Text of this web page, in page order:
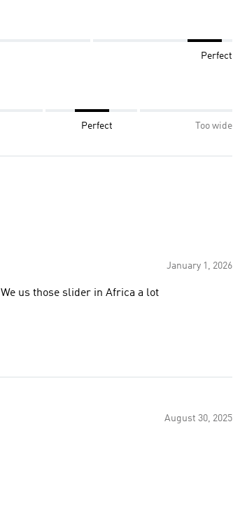
Perfect
Perfect Too wide
January 1, 2026
I will always buying if is cheaper and i will recommended to more people We us those slider in Africa a lot
August 30, 2025